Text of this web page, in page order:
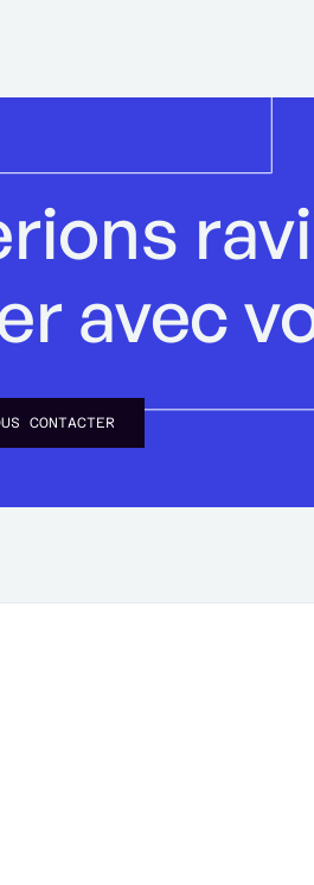
avec
CONTACTER